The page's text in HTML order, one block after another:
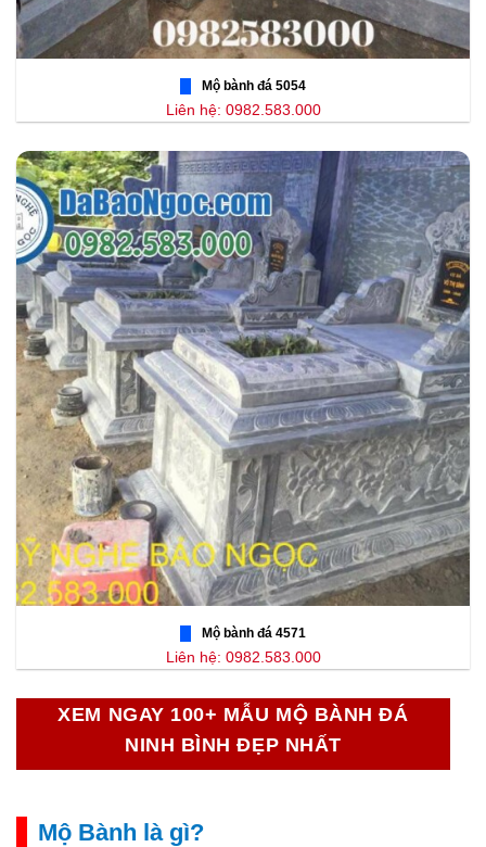
Mộ bành đá 5054
Liên hệ: 0982.583.000
Mộ bành đá 4571
Liên hệ: 0982.583.000
XEM NGAY 100+ MẪU MỘ BÀNH ĐÁ
NINH BÌNH ĐẸP NHẤT
Mộ Bành là gì?